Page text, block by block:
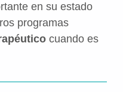
en su estado
programas
cuando es